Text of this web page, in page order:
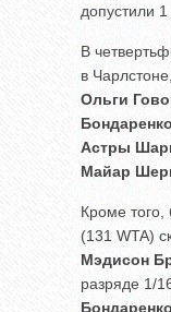
допустили
В
в
Ольги
Бондаренко
Астры
Майар
Кроме того,
(131 WTA)
Мэдисон
разряде 1/
Бондаренко